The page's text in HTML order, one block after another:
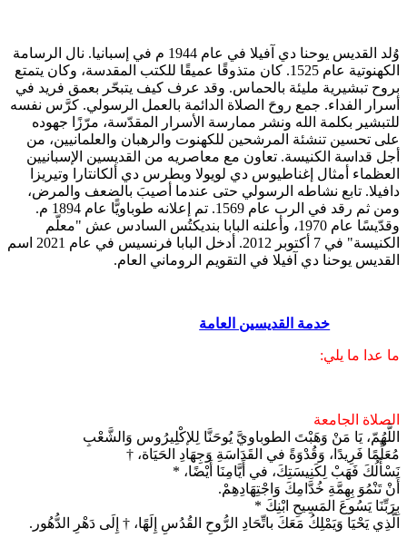
وُلد القديس يوحنا دي آفيلا في عام 1944 م في إسبانيا. نال الرسامة
الكهنوتية عام 1525. كان متذوقًا عميقًا للكتب المقدسة، وكان يتمتع
بروح تبشيرية مليئة بالحماس. وقد عرف كيف يتبحّر بعمق فريد في
أسرار الفداء. جمع روحَ الصلاة الدائمة بالعمل الرسولي. كرَّس نفسه
للتبشير بكلمة الله ونشر ممارسة الأسرار المقدّسة، مرّزًا جهوده
على تحسين تنشئة المرشحين للكهنوت والرهبان والعلمانيين، من
أجل قداسة الكنيسة. تعاون مع معاصريه من القديسين الإسبانيين
العظماء أمثال إغناطيوس دي لويولا وبطرس دي ألكانتارا وتيريزا
دافيلا. تابع نشاطه الرسولي حتى عندما أصيبَ بالضعف والمرض،
ومن ثم رقد في الرب عام 1569. تم إعلانه طوباويًّا عام 1894 م.
وقدّيسًا عام 1970، وأعلنه البابا بنديكتُس السادس عش "معلّم
الكنيسة" في 7 أكتوبر 2012. أدخل البابا فرنسيس في عام 2021 اسم
القديس يوحنا دي آفيلا في التقويم الروماني العام.
خدمة القديسين العامة
ما عدا ما يلي:
الصلاة الجامعة
اللَّهُمّ، يَا مَنْ وَهَبْتَ الطوباويَّ يُوحَنَّا لِلإكْلِيرُوس وَالشَّعْبِ
مُعَلِّمًا فَرِيدًا، وَقُدْوَةً في القَدَاسَةِ وَجِهَادِ الحَيَاة، †
نَسْأَلُكَ فَهَبْ لِكَنِيسَتِكَ، في أَيَّامِنَا أَيْضًا، *
أَنْ تَنْمُوَ بِهِمَّةِ خُدَّامِكَ وَاجْتِهَادِهِمْ.
بِرَبِّنَا يَسُوعَ المَسِيحِ ابْنِكَ *
الَّذِي يَحْيَا وَيَمْلِكُ مَعَكَ باتِّحَادِ الرُّوحِ القُدُسِ إِلَهًا، † إِلَى دَهْرِ الدُّهُور.